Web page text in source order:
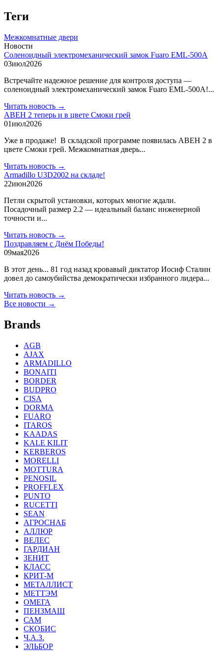
Теги
Межкомнатные двери
Новости
Соленоидный электромеханический замок Fuaro EML-500A
03июл2026
Встречайте надежное решение для контроля доступа —
соленоидный электромеханический замок Fuaro EML-500A!...
Читать новость →
АВЕН 2 теперь и в цвете Смоки грей
01июл2026
Уже в продаже! В складской программе появилась АВЕН 2 в
цвете Смоки грей. Межкомнатная дверь...
Читать новость →
Armadillo U3D2002 на складе!
22июн2026
Петли скрытой установки, которых многие ждали.
Посадочный размер 2.2 — идеальный баланс инженерной
точности и...
Читать новость →
Поздравляем с Днём Победы!
09мая2026
В этот день... 81 год назад кровавый диктатор Иосиф Сталин
довел до самоубийства демократически избранного лидера...
Читать новость →
Все новости →
Brands
AGB
AJAX
ARMADILLO
BONAITI
BORDER
BUDPRO
CISA
DORMA
FUARO
ITAROS
KAADAS
KALE KILIT
KERBEROS
MORELLI
MOTTURA
PENOSIL
PROFFLEX
PUNTO
RUCETTI
SEAN
АГРОСНАБ
АЛЛЮР
ВЕЛЕС
ГАРДИАН
ЗЕНИТ
КЛАСС
КРИТ-М
МЕТАЛЛИСТ
МЕТТЭМ
ОМЕГА
ПЕНЗМАШ
САМ
СКОБИС
Ч.А.З.
ЭЛЬБОР